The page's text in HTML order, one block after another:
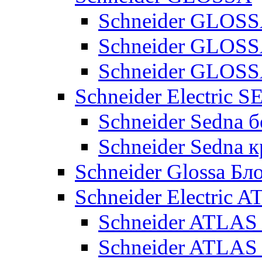
Schneider
Schneider
Schneider
Schneider Electric
Schneider Sedna
Schneider Sedna
Schneider Glossa
Schneider Electric
Schneider
Schneider